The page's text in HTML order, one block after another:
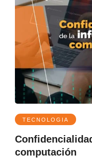
TECNOLOGIA
computación